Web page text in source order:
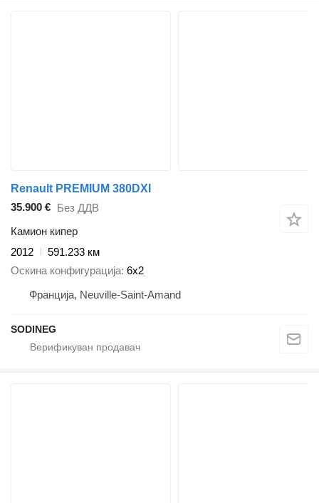
Renault PREMIUM 380DXI
35.900 € Без ДДВ
Камион кипер
2012
591.233 км
Оскина конфигурација 6x2
Франција, Neuville-Saint-Amand
SODINEG